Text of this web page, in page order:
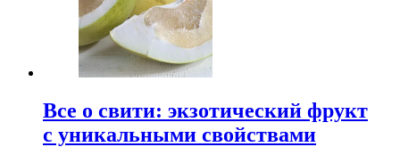
Все о свити: экзотический фрукт
с уникальными свойствами